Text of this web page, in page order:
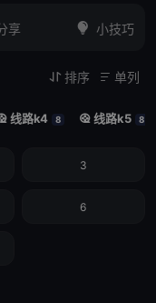
享  小技巧
 排序  单列
线路k4 8 线路k5 8
3
6